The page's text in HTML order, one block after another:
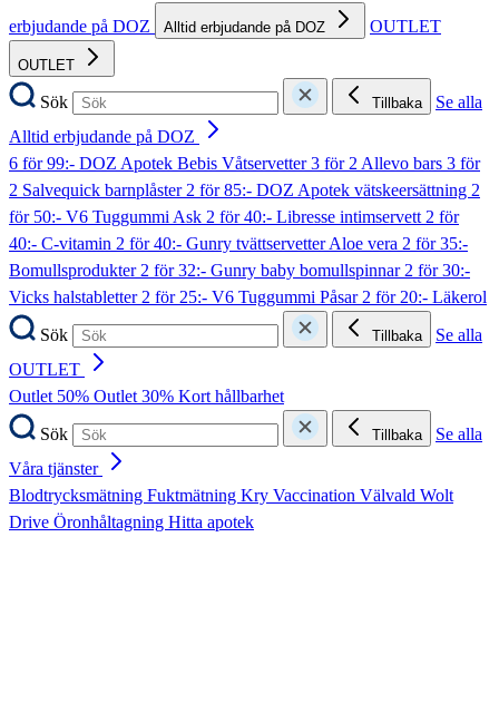
erbjudande på DOZ
Alltid erbjudande på DOZ OUTLET
OUTLET
Sök Tillbaka
Se alla
Alltid erbjudande på DOZ
6 för 99:- DOZ Apotek Bebis Våtservetter3 för 2 Allevo bars 3 för
2 Salvequick barnplåster2 för 85:- DOZ Apotek vätskeersättning 2
för 50:- V6 Tuggummi Ask 2 för 40:- Libresse intimservett2 för
40:- C-vitamin 2 för 40:- Gunry tvättservetter Aloe vera 2 för 35:-
Bomullsprodukter2 för 32:- Gunry baby bomullspinnar2 för 30:-
Vicks halstabletter2 för 25:- V6 Tuggummi Påsar2 för 20:- Läkerol
Sök
Tillbaka
Se alla
OUTLET
Outlet 50% Outlet 30% Kort hållbarhet
Sök
Tillbaka
Se alla
Våra tjänster
Blodtrycksmätning Fuktmätning Kry Vaccination Välvald Wolt
Drive Öronhåltagning Hitta apotek